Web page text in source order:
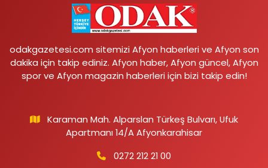
odakgazetesi.com sitemizi Afyon haberleri ve Afyon son
dakika için takip ediniz. Afyon haber, Afyon güncel, Afyon
spor ve Afyon magazin haberleri için bizi takip edin!
Karaman Mah. Alparslan Türkeş Bulvarı, Ufuk
Apartmanı 14/A Afyonkarahisar
0272 212 21 00